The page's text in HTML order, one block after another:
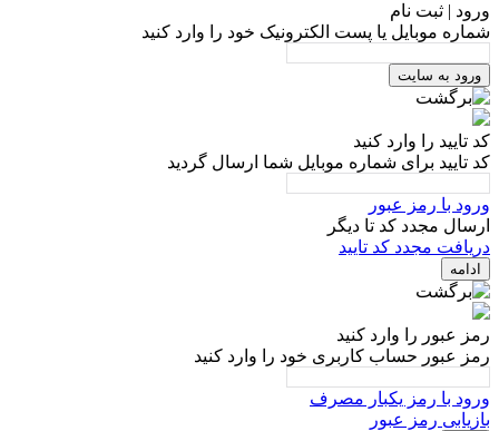
| ثبت نام
موبایل یا پست الکترونیک خود را وارد کنید
ورود به سایت
تایید را وارد کنید
تایید برای شماره موبایل شما ارسال گردید
با رمز عبور
مجدد کد تا دیگر
مجدد کد تایید
ادامه
عبور را وارد کنید
عبور حساب کاربری خود را وارد کنید
با رمز یکبار مصرف
رمز عبور